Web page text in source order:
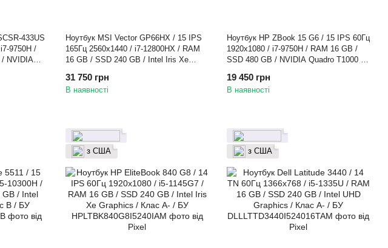
433US
9750H /
/ NVIDIA
Ноутбук MSI Vector GP66HX / 15 IPS
165Гц 2560x1440 / i7-12800HX / RAM
16 GB / SSD 240 GB / Intel Iris Xe
31 750 грн
В наявності
Ноутбук HP ZBook 15 G6 / 15 IPS 60Гц
1920x1080 / i7-9750H / RAM 16 GB /
SSD 480 GB / NVIDIA Quadro T1000 /
19 450 грн
В наявності
з США з США